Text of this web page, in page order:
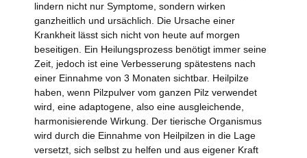
lindern nicht nur Symptome, sondern wirken
ganzheitlich und ursächlich. Die Ursache einer
Krankheit lässt sich nicht von heute auf morgen
beseitigen. Ein Heilungsprozess benötigt immer seine
Zeit, jedoch ist eine Verbesserung spätestens nach
einer Einnahme von 3 Monaten sichtbar. Heilpilze
haben, wenn Pilzpulver vom ganzen Pilz verwendet
wird, eine adaptogene, also eine ausgleichende,
harmonisierende Wirkung. Der tierische Organismus
wird durch die Einnahme von Heilpilzen in die Lage
versetzt, sich selbst zu helfen und aus eigener Kraft